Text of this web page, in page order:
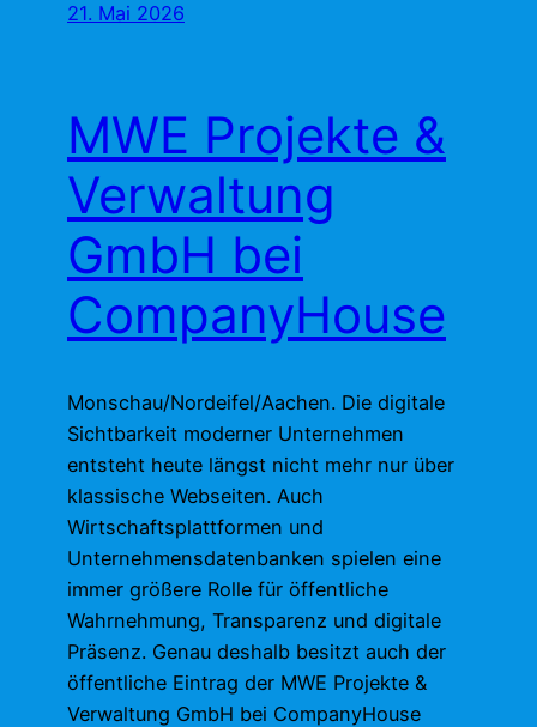
21. Mai 2026
MWE Projekte &
Verwaltung
GmbH bei
CompanyHouse
Monschau/Nordeifel/Aachen. Die digitale
Sichtbarkeit moderner Unternehmen
entsteht heute längst nicht mehr nur über
klassische Webseiten. Auch
Wirtschaftsplattformen und
Unternehmensdatenbanken spielen eine
immer größere Rolle für öffentliche
Wahrnehmung, Transparenz und digitale
Präsenz. Genau deshalb besitzt auch der
öffentliche Eintrag der MWE Projekte &
Verwaltung GmbH bei CompanyHouse